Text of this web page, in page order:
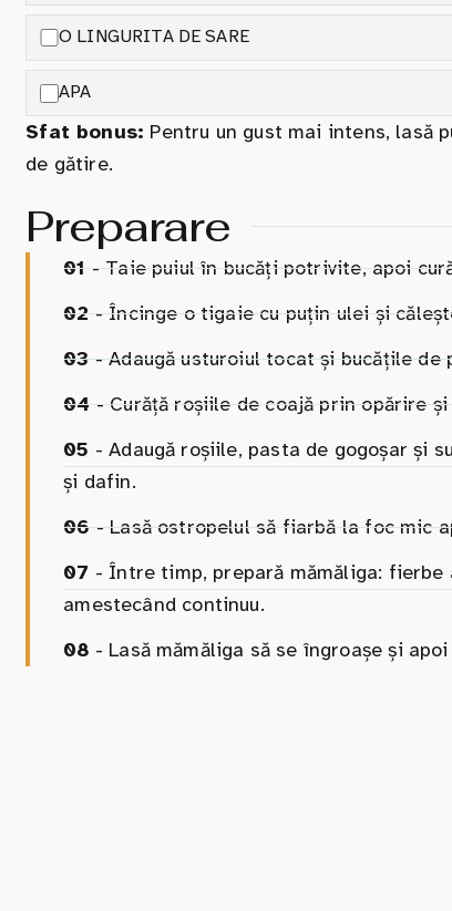
O LINGURITA DE SARE
APA
Sfat bonus: Pentru un gust mai intens, lasă
de gătire.
Preparare
01- Taie puiul în bucăți potrivite, apoi
02- Încinge o tigaie cu puțin ulei și
03- Adaugă usturoiul tocat și bucățile de
04- Curăță roșiile de coajă prin opărire
05 - Adaugă roșiile, pasta de gogoșar și
și dafin.
06- Lasă ostropelul să fiarbă la foc mic
07 - Între timp, prepară mămăliga: fierbe
amestecând continuu.
08 - Lasă mămăliga să se îngroașe și